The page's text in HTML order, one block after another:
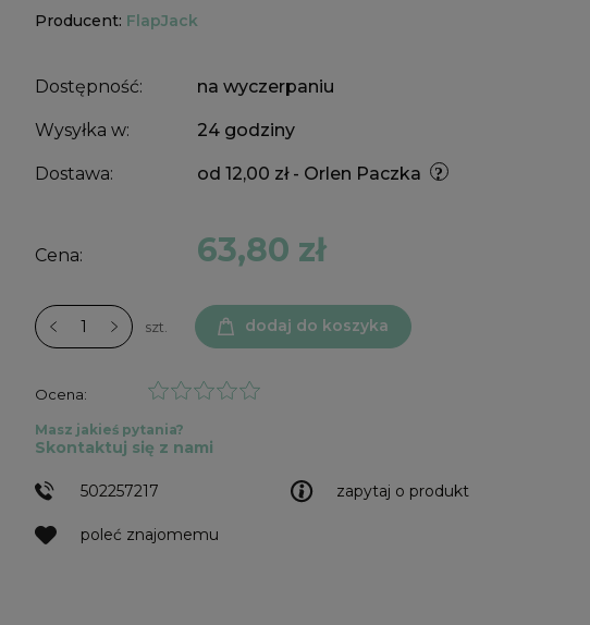
Producent: FlapJack
Dostępność: na wyczerpaniu
Wysyłka w: 24 godziny
Dostawa: od 12,00 zł - Orlen Paczka
Cena: 63,80 zł
szt. dodaj do koszyka
Ocena:
zapytaj o produkt
poleć znajomemu
Masz jakieś pytania?
Skontaktuj się z nami
502257217